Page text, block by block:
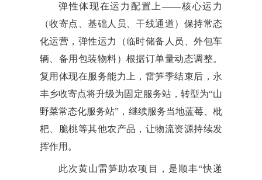
弹性体现在运力配置上——核心运力
（收寄点、基础人员、干线通道）保持常态
化运营，弹性运力（临时储备人员、外包车
辆、备用包装物料）根据订单量动态调整。
复用体现在服务能力上，雷笋季结束后，永
丰乡收寄点将升级为固定服务站，转型为“山
野菜常态化服务站”，继续服务当地蓝莓、枇
杷、脆桃等其他农产品，让物流资源持续发
挥作用。
此次黄山雷笋助农项目，是顺丰“快递